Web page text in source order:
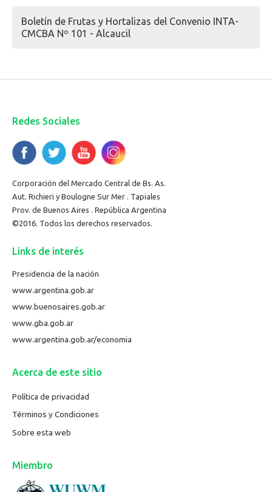
Boletín de Frutas y Hortalizas del Convenio INTA-
CMCBA Nº 101 - Alcaucil
Redes Sociales
Corporación del Mercado Central de Bs. As.
Aut. Richieri y Boulogne Sur Mer . Tapiales
Prov. de Buenos Aires . República Argentina
©2016. Todos los derechos reservados.
Links de interés
Presidencia de la nación
www.argentina.gob.ar
www.buenosaires.gob.ar
www.gba.gob.ar
www.argentina.gob.ar/economia
Acerca de este sitio
Política de privacidad
Términos y Condiciones
Sobre esta web
Miembro